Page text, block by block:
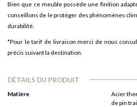
Bien que ce meuble possède une finition
conseillons de le protéger des phénomènes
durabilité.
*Pour le tarif de livraison merci de nous
précis suivant la destination.
DÉTAILS DU PRODUIT
Matière
Acier
de pin